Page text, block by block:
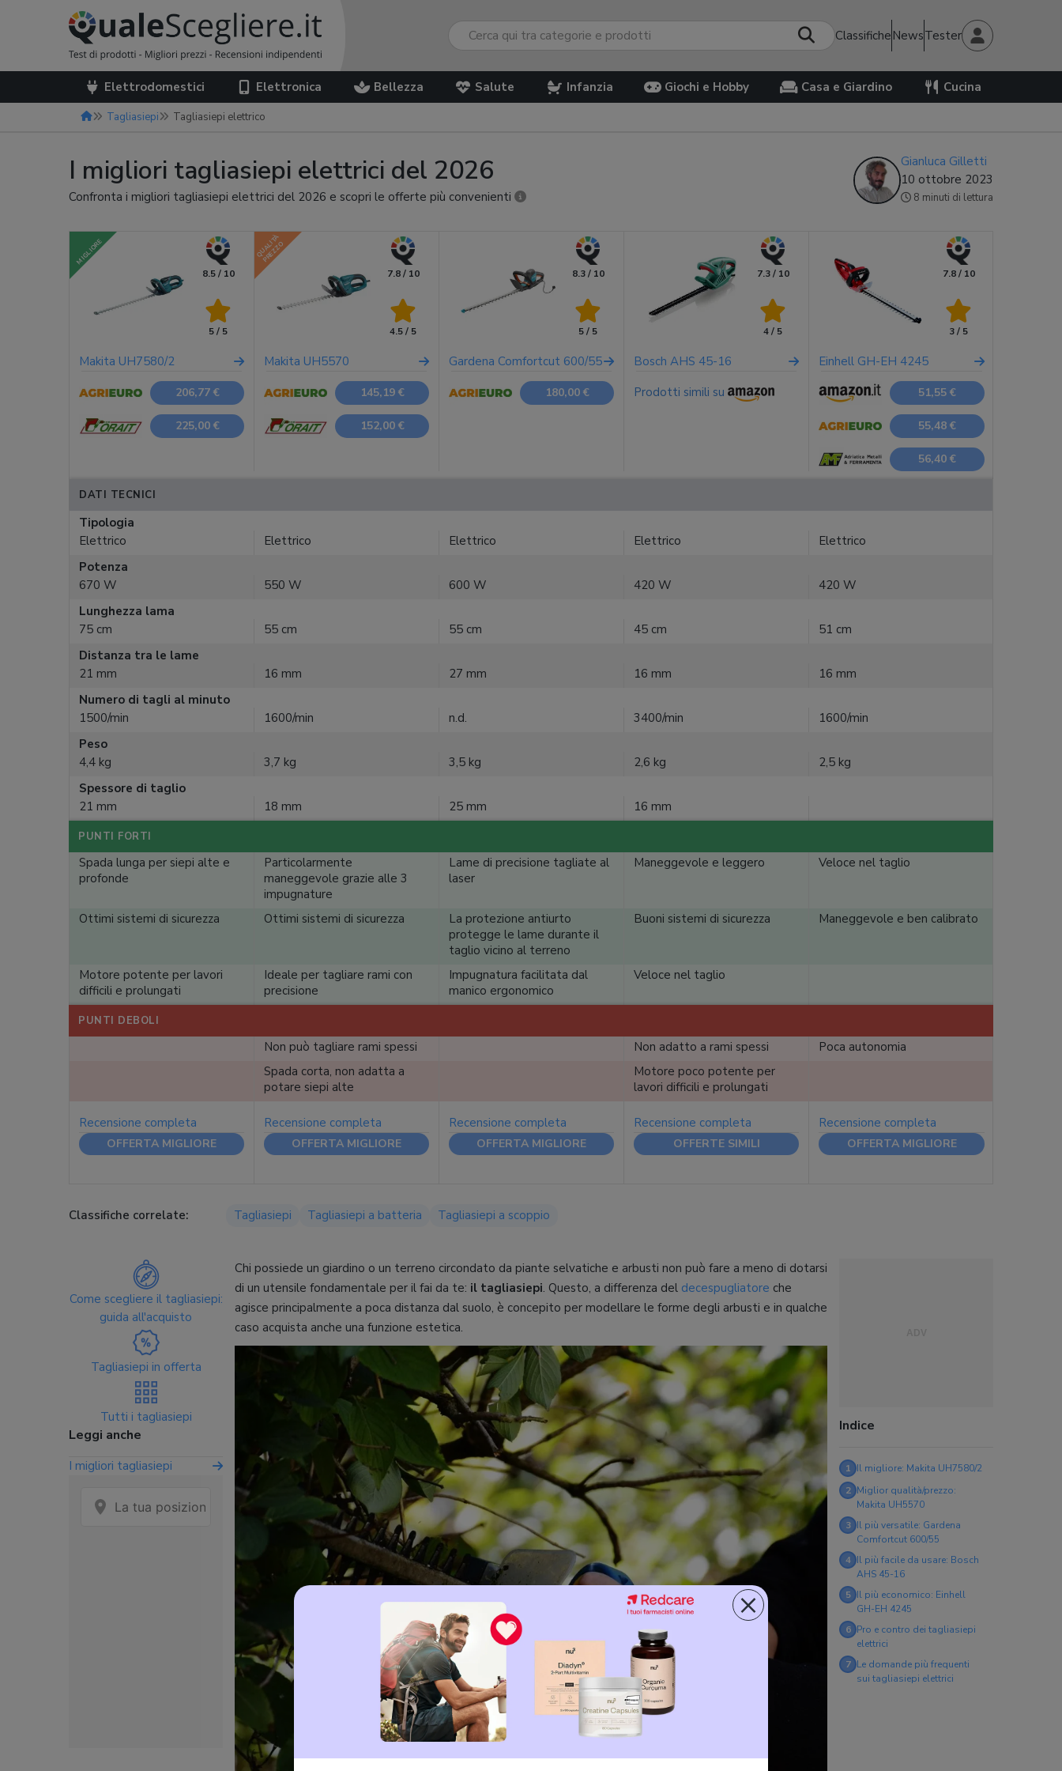
Classifiche NewsTester
Elettrodomestici Elettronica Bellezza Salute Infanzia Giochi e Hobby Casa e Giardino Cucina
Tagliasiepi Tagliasiepi elettrico
I migliori tagliasiepi elettrici del 2026
Confronta i migliori tagliasiepi elettrici del 2026 e scopri le offerte più convenienti
Gianluca Gilletti
10 ottobre 2023
8 minuti di lettura
MIGLIORE
8.5 / 10
5 / 5
QUALITÀ
PREZZO
7.8 / 10
4.5 / 5
8.3 / 10
5 / 5
7.3 / 10
4 / 5
7.8 / 10
3 / 5
Makita UH7580/2 Makita UH5570 Gardena Comfortcut 600/55 Bosch AHS 45-16 Einhell GH-EH 4245
206,77 € 145,19 € 180,00 € Prodotti simili su 51,55 €
225,00 € 152,00 € 55,48 €
56,40 €
DATI TECNICI
Tipologia
Elettrico
Elettrico Elettrico Elettrico
Elettrico
Potenza
670 W
550 W 600 W 420 W
420 W
Lunghezza lama
75 cm
55 cm 55 cm 45 cm
51 cm
Distanza tra le lame
21 mm
16 mm 27 mm 16 mm
16 mm
Numero di tagli al minuto
1500/min
1600/min n.d. 3400/min
1600/min
Peso
4,4 kg
3,7 kg 3,5 kg 2,6 kg
2,5 kg
Spessore di taglio
21 mm
18 mm 25 mm 16 mm
PUNTI FORTI
Spada lunga per siepi alte e
profonde
Particolarmente
maneggevole grazie alle 3
impugnature
Lame di precisione tagliate al
laser
Maneggevole e leggero Veloce nel taglio
Ottimi sistemi di sicurezza Ottimi sistemi di sicurezza
La protezione antiurto
protegge le lame durante il
taglio vicino al terreno
Buoni sistemi di sicurezza Maneggevole e ben calibrato
Motore potente per lavori
difficili e prolungati
Ideale per tagliare rami con
precisione
Impugnatura facilitata dal
manico ergonomico
Veloce nel taglio
PUNTI DEBOLI
Non può tagliare rami spessi Non adatto a rami spessi
Poca autonomia
Spada corta, non adatta a
potare siepi alte
Motore poco potente per
lavori difficili e prolungati
Recensione completa
OFFERTA MIGLIORE
Recensione completa
OFFERTA MIGLIORE
Recensione completa
OFFERTA MIGLIORE
Recensione completa
OFFERTE SIMILI
Recensione completa
OFFERTA MIGLIORE
Classifiche correlate: Tagliasiepi Tagliasiepi a batteria Tagliasiepi a scoppio
Indice
1 Il migliore: Makita UH7580/2
2 Miglior qualità/prezzo:
Makita UH5570
3 Il più versatile: Gardena
Comfortcut 600/55
4 Il più facile da usare: Bosch
AHS 45-16
5 Il più economico: Einhell
GH-EH 4245
6 Pro e contro dei tagliasiepi
elettrici
7 Le domande più frequenti
sui tagliasiepi elettrici
Chi possiede un giardino o un terreno circondato da piante selvatiche e arbusti non può fare a meno di dotarsi
di un utensile fondamentale per il fai da te: il tagliasiepi. Questo, a differenza del decespugliatore che
agisce principalmente a poca distanza dal suolo, è concepito per modellare le forme degli arbusti e in qualche
caso acquista anche una funzione estetica.
Come scegliere il tagliasiepi:
guida all'acquisto
Tagliasiepi in offerta
Tutti i tagliasiepi
Leggi anche
I migliori tagliasiepi
×